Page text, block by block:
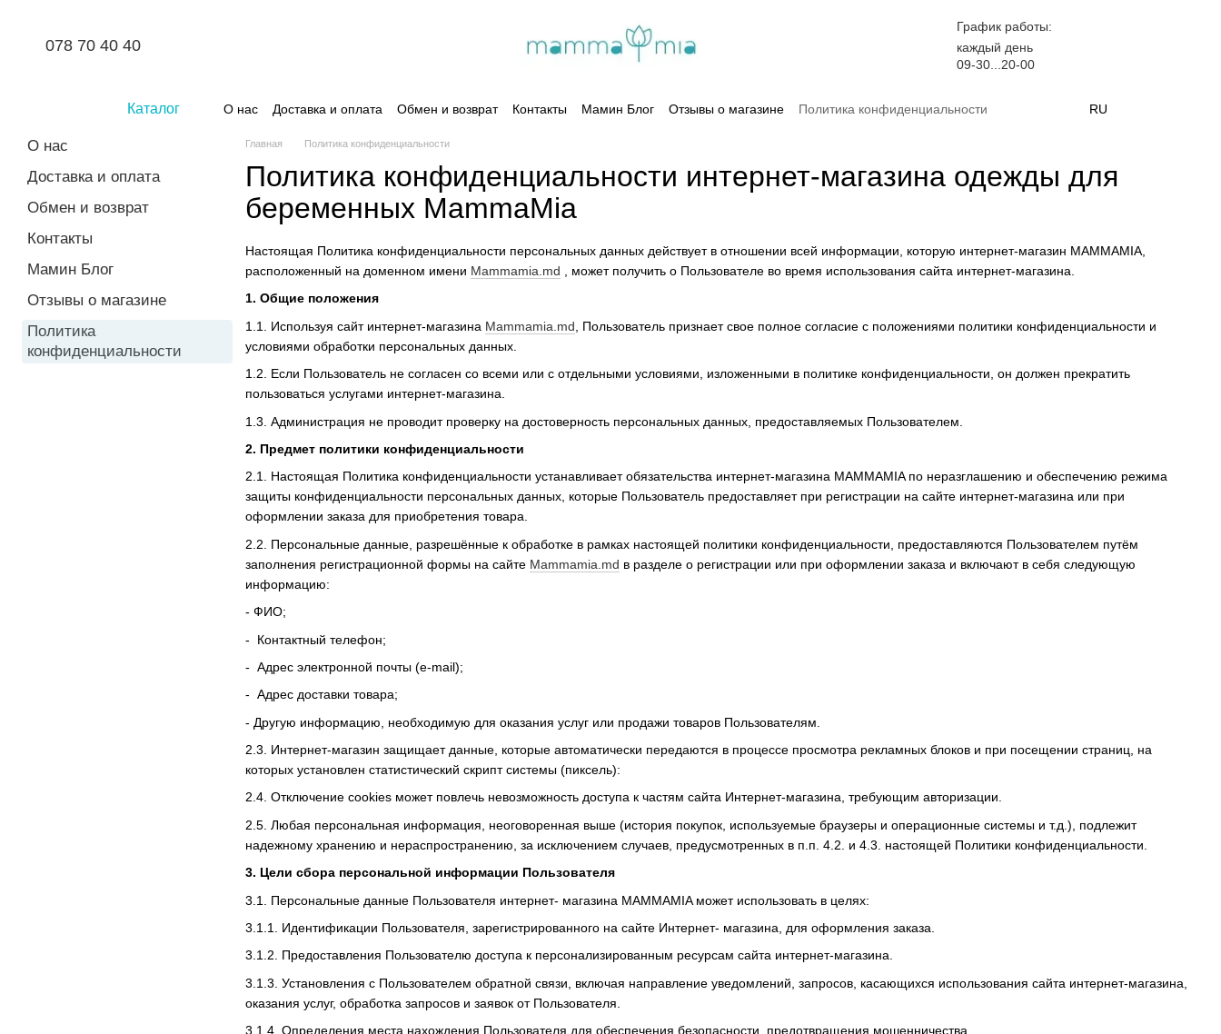
078 70 40 40
График работы:
каждый день
09-30...20-00
Каталог О нас Доставка и оплата Обмен и возврат Контакты Мамин Блог Отзывы о магазине Политика конфиденциальности RU
Главная Политика конфиденциальности
Политика конфиденциальности интернет-магазина одежды для
беременных MammaMia
Настоящая Политика конфиденциальности персональных данных действует в отношении всей информации, которую интернет-магазин MAMMAMIA,
расположенный на доменном имени Mammamia.md , может получить о Пользователе во время использования сайта интернет-магазина.
1. Общие положения
1.1. Используя сайт интернет-магазина Mammamia.md , Пользователь признает свое полное согласие с положениями политики конфиденциальности и
условиями обработки персональных данных.
1.2. Если Пользователь не согласен со всеми или с отдельными условиями, изложенными в политике конфиденциальности, он должен прекратить
пользоваться услугами интернет-магазина.
1.3. Администрация не проводит проверку на достоверность персональных данных, предоставляемых Пользователем.
2. Предмет политики конфиденциальности
2.1. Настоящая Политика конфиденциальности устанавливает обязательства интернет-магазина MAMMAMIA по неразглашению и обеспечению режима
защиты конфиденциальности персональных данных, которые Пользователь предоставляет при регистрации на сайте интернет-магазина или при
оформлении заказа для приобретения товара.
2.2. Персональные данные, разрешённые к обработке в рамках настоящей политики конфиденциальности, предоставляются Пользователем путём
заполнения регистрационной формы на сайте Mammamia.md в разделе о регистрации или при оформлении заказа и включают в себя следующую
информацию:
- ФИО;
- Контактный телефон;
- Адрес электронной почты (e-mail);
- Адрес доставки товара;
- Другую информацию, необходимую для оказания услуг или продажи товаров Пользователям.
2.3. Интернет-магазин защищает данные, которые автоматически передаются в процессе просмотра рекламных блоков и при посещении страниц, на
которых установлен статистический скрипт системы (пиксель):
2.4. Отключение cookies может повлечь невозможность доступа к частям сайта Интернет-магазина, требующим авторизации.
2.5. Любая персональная информация, неоговоренная выше (история покупок, используемые браузеры и операционные системы и т.д.), подлежит
надежному хранению и нераспространению, за исключением случаев, предусмотренных в п.п. 4.2. и 4.3. настоящей Политики конфиденциальности.
3. Цели сбора персональной информации Пользователя
3.1. Персональные данные Пользователя интернет- магазина MAMMAMIA может использовать в целях:
3.1.1. Идентификации Пользователя, зарегистрированного на сайте Интернет- магазина, для оформления заказа.
3.1.2. Предоставления Пользователю доступа к персонализированным ресурсам сайта интернет-магазина.
3.1.3. Установления с Пользователем обратной связи, включая направление уведомлений, запросов, касающихся использования сайта интернет-магазина,
оказания услуг, обработка запросов и заявок от Пользователя.
3.1.4. Определения места нахождения Пользователя для обеспечения безопасности, предотвращения мошенничества.
О нас
Доставка и оплата
Обмен и возврат
Контакты
Мамин Блог
Отзывы о магазине
Политика
конфиденциальности